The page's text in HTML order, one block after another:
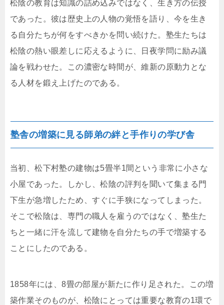
松陰の教育は知識の詰め込みではなく、生き方の伝授
であった。彼は歴史上の人物の覚悟を語り、今を生き
る自分たちが何をすべきかを問い続けた。塾生たちは
松陰の熱い眼差しに応えるように、日夜学問に励み議
論を戦わせた。この濃密な時間が、維新の原動力とな
る人材を鍛え上げたのである。
塾舎の増築に見る師弟の絆と手作りの学び舎
当初、松下村塾の建物は5畳半1間という非常に小さな
小屋であった。しかし、松陰の評判を聞いて集まる門
下生が急増したため、すぐに手狭になってしまった。
そこで松陰は、専門の職人を雇うのではなく、塾生た
ちと一緒に汗を流して建物を自分たちの手で増築する
ことにしたのである。
1858年には、8畳の部屋が新たに作り足された。この増
築作業そのものが、松陰にとっては重要な教育の1環で